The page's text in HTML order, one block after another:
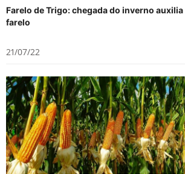
Farelo de Trigo: chegada do inverno
farelo
21/07/22